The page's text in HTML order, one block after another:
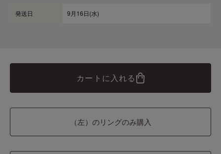
発送日 9月16日(水)
カートに入れる
（左）のリングのみ購入